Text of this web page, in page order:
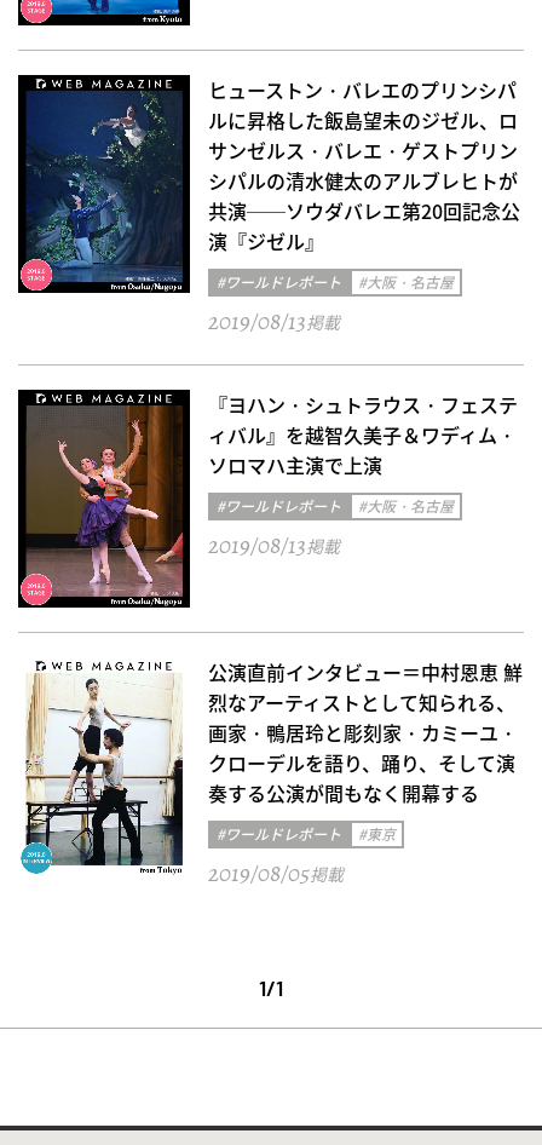
ヒューストン・バレエのプリンシパ
ルに昇格した飯島望未のジゼル、ロ
サンゼルス・バレエ・ゲストプリン
シパルの清水健太のアルブレヒトが
共演──ソウダバレエ第20回記念公
演『ジゼル』
#ワールドレポート #大阪・名古屋
2019/08/13掲載
『ヨハン・シュトラウス・フェステ
ィバル』を越智久美子＆ワディム・
ソロマハ主演で上演
#ワールドレポート #大阪・名古屋
2019/08/13掲載
公演直前インタビュー＝中村恩恵 鮮
烈なアーティストとして知られる、
画家・鴨居玲と彫刻家・カミーユ・
クローデルを語り、踊り、そして演
奏する公演が間もなく開幕する
#ワールドレポート #東京
2019/08/05掲載
1/1